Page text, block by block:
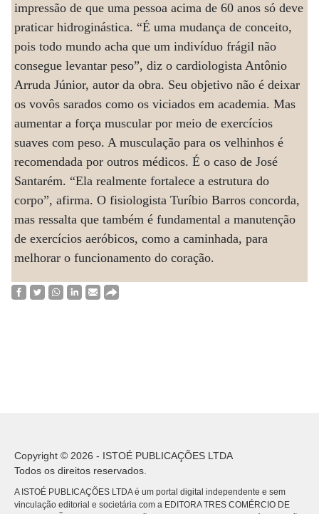
impressão de que uma pessoa acima de 60 anos só deve
praticar hidroginástica. “É uma mudança de conceito,
pois todo mundo acha que um indivíduo frágil não
consegue levantar peso”, diz o cardiologista Antônio
Arruda Júnior, autor da obra. Seu objetivo não é deixar
os vovôs sarados como os viciados em academia. Mas
aumentar a força muscular por meio de exercícios
suaves com peso. A musculação para os velhinhos é
recomendada por outros médicos. É o caso de José
Santarém. “Ela realmente fortalece a estrutura do
corpo”, afirma. O fisiologista Turíbio Barros concorda,
mas ressalta que também é fundamental a manutenção
de exercícios aeróbicos, como a caminhada, para
melhorar o funcionamento do coração.
Copyright © 2026 - ISTOÉ PUBLICAÇÕES LTDA
Todos os direitos reservados.
A ISTOÉ PUBLICAÇÕES LTDA é um portal digital independente e sem
vinculação editorial e societária com a EDITORA TRES COMÉRCIO DE